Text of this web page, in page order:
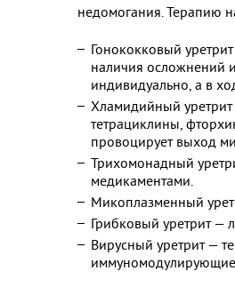
недомогания. Терапию
Гонококковый
наличия осложнений
индивидуально, а в
Хламидийный
тетрациклины,
провоцирует выход
Трихомонадный
медикаментами.
Микоплазменный
Грибковый уретрит —
Вирусный уретрит —